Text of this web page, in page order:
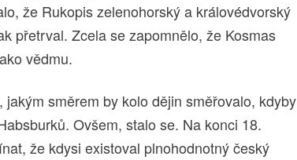
že Rukopis zelenohorský a královédvorský
přetrval. Zcela se zapomnělo, že Kosmas
vědmu.
směrem by kolo dějin směřovalo, kdyby
Ovšem, stalo se. Na konci 18.
že kdysi existoval plnohodnotný český